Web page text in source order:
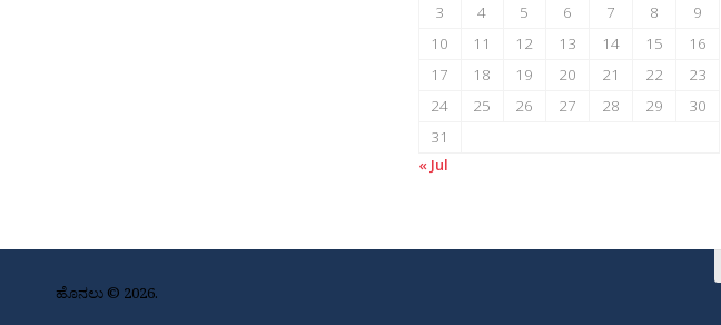
3
4 5 6 7 8
9
10
11 12 13 14 15
16
17
18 19 20 21 22
23
24
25 26 27 28 29
30
31
« Jul
ಹೊನಲು © 2026.